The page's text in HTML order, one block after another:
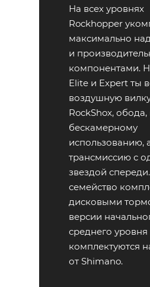
На всех уровнях
Rockhopper
максимально
и
компонентами.
Elite и Expert ты
воздушную
RockShox, обода,
бескамерному
использованию,
трансмиссию с
звездой
семейство
дисковыми
версии
среднего уровня
комплектуются
от Shimano.